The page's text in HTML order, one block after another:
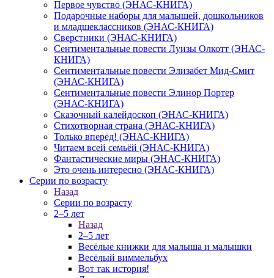
Первое чувство (ЭНАС-КНИГА)
Подарочные наборы для малышей, дошкольников
и младшеклассников (ЭНАС-КНИГА)
Сверстники (ЭНАС-КНИГА)
Сентиментальные повести Луизы Олкотт (ЭНАС-
КНИГА)
Сентиментальные повести Элизабет Мид-Смит
(ЭНАС-КНИГА)
Сентиментальные повести Элинор Портер
(ЭНАС-КНИГА)
Сказочный калейдоскоп (ЭНАС-КНИГА)
Стихотворная страна (ЭНАС-КНИГА)
Только вперёд! (ЭНАС-КНИГА)
Читаем всей семьёй (ЭНАС-КНИГА)
Фантастические миры (ЭНАС-КНИГА)
Это очень интересно (ЭНАС-КНИГА)
Серии по возрасту
Назад
Серии по возрасту
2–5 лет
Назад
2–5 лет
Весёлые книжки для малыша и малышки
Весёлый виммельбух
Вот так история!